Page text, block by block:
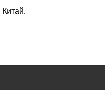
Китай.